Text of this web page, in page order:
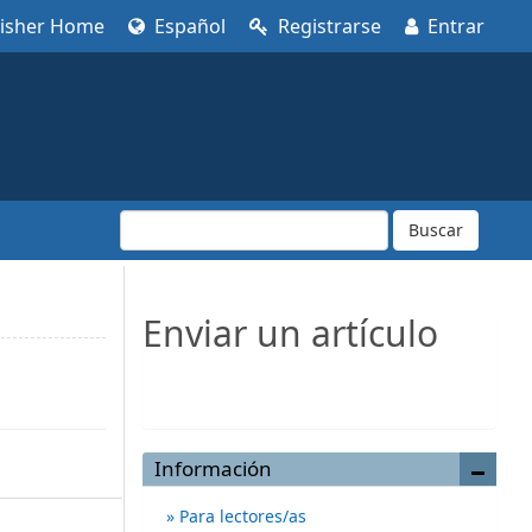
Home Español Registrarse Entrar
Buscar
Enviar un artículo
Información
Para lectores/as